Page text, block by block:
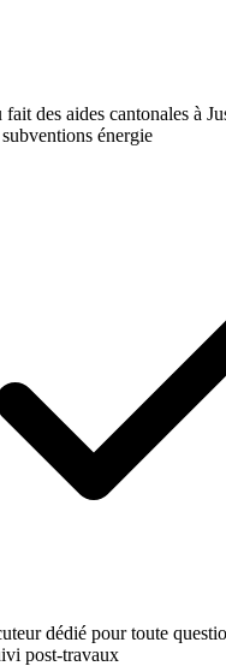
fait des aides cantonales à
énergie
dédié pour toute
post-travaux